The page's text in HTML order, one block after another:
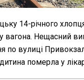
14-річного
вагона. Нещасний
по вулиці
померла у